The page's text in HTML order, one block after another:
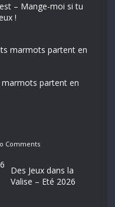
– Mange-moi si tu
!
partent en
Comments
Des Jeux dans la
Valise – Eté 2026